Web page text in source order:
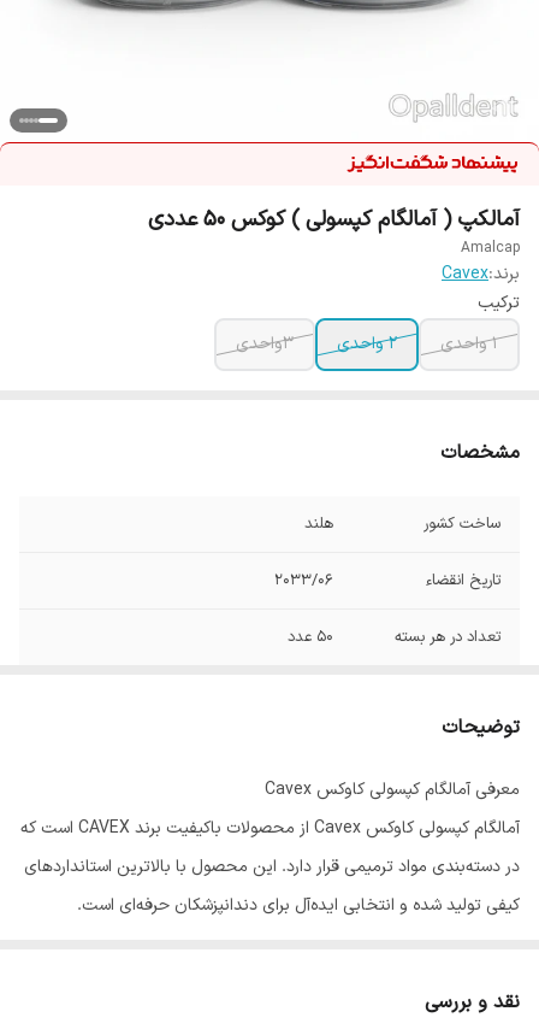
آمالکپ ( آمالگام کپسولی ) کوکس 50 عددی
Amalcap
برند:Cavex
ترکیب
1 واحدی
2 واحدی 3واحدی
مشخصات
ساخت کشور هلند
تاریخ انقضاء 2033/06
تعداد در هر بسته 50 عدد
توضیحات
معرفی آمالگام کپسولی کاوکس Cavex
آمالگام کپسولی کاوکس Cavex از محصولات باکیفیت برند CAVEX است که
در دسته‌بندی مواد ترمیمی قرار دارد. این محصول با بالاترین استانداردهای
کیفی تولید شده و انتخابی ایده‌آل برای دندانپزشکان حرفه‌ای است.
دسته‌بندی: مواد ترمیمی
نقد و بررسی